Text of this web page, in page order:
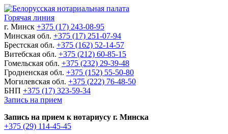
Горячая линия
г. Минск +375 (17) 243-08-95
Минская обл. +375 (17) 251-07-94
Брестская обл. +375 (162) 52-14-57
Витебская обл. +375 (212) 60-85-15
Гомельская обл. +375 (232) 29-39-48
Гродненская обл. +375 (152) 55-50-80
Могилевская обл. +375 (222) 76-48-50
БНП +375 (17) 323-59-34
Запись на прием
Запись на прием к нотариусу г. Минска
+375 (29) 114-45-45